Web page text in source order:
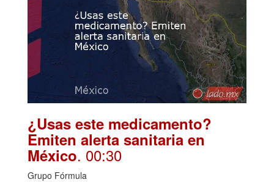
¿Usas este medicamento?
Emiten alerta sanitaria en
México. 00:30
Grupo Fórmula